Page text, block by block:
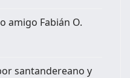
amigo Fabián O.
santandereano y